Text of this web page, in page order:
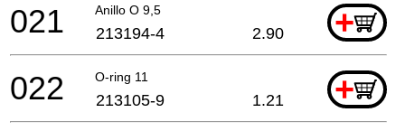
Anillo O 9,5 +
021 213194-4 2.90
O-ring 11 +
022 213105-9 1.21